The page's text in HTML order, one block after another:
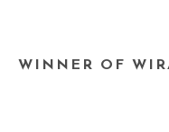
WINNER OF